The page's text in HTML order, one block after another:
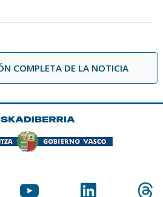
COMPLETA DE LA NOTICIA